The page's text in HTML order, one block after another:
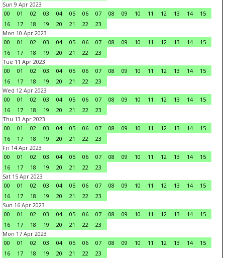
Sun 9 Apr 2023
00
01 02 03 04 05 06 07 08 09 10 11 12 13 14
15
16
17 18 19 20 21 22
23
Mon 10 Apr 2023
00
01 02 03 04 05 06 07 08 09 10 11 12 13 14
15
16
17 18 19 20 21 22
23
Tue 11 Apr 2023
00
01 02 03 04 05 06 07 08 09 10 11 12 13 14
15
16
17 18 19 20 21 22
23
Wed 12 Apr 2023
00
01 02 03 04 05 06 07 08 09 10 11 12 13 14
15
16
17 18 19 20 21 22
23
Thu 13 Apr 2023
00
01 02 03 04 05 06 07 08 09 10 11 12 13 14
15
16
17 18 19 20 21 22
23
Fri 14 Apr 2023
00
01 02 03 04 05 06 07 08 09 10 11 12 13 14
15
16
17 18 19 20 21 22
23
Sat 15 Apr 2023
00
01 02 03 04 05 06 07 08 09 10 11 12 13 14
15
16
17 18 19 20 21 22
23
Sun 16 Apr 2023
00
01 02 03 04 05 06 07 08 09 10 11 12 13 14
15
16
17 18 19 20 21 22
23
Mon 17 Apr 2023
00
01 02 03 04 05 06 07 08 09 10 11 12 13 14
15
16
17 18 19 20 21 22
23